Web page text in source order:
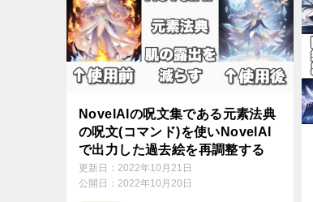
NovelAIの呪文集である元素法典
の呪文(コマンド)を使いNovelAI
で出力した過去絵を再調整する
更新日： 2022年10月21日
公開日： 2022年10月20日